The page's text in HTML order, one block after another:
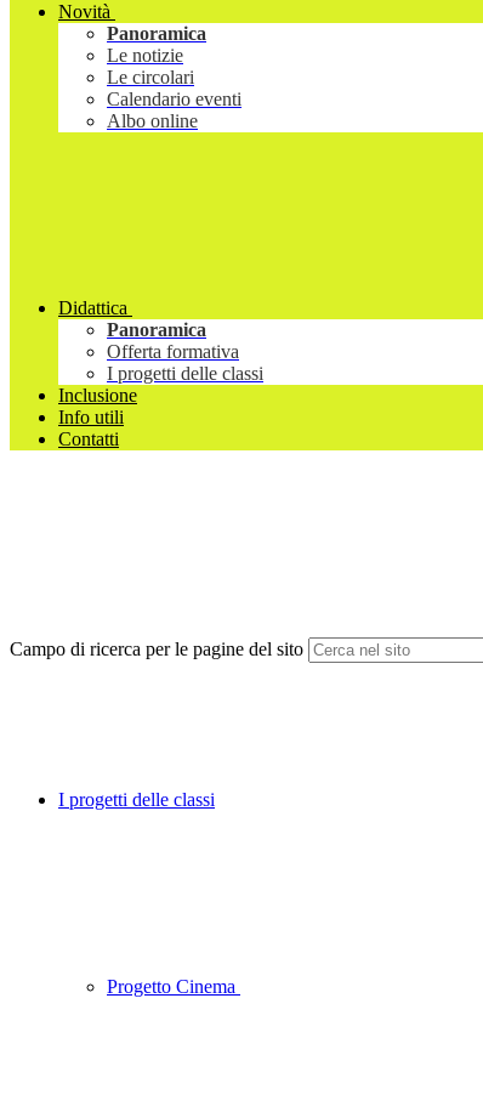
Novità
Panoramica
Le notizie
Le circolari
Calendario eventi
Albo online
Didattica
Panoramica
Offerta formativa
I progetti delle classi
Inclusione
Info utili
Contatti
Campo di ricerca per le pagine del sito
I progetti delle classi
Progetto Cinema